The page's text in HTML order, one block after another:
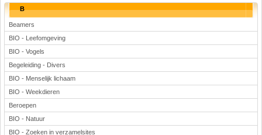
B
Beamers
BIO - Leefomgeving
BIO - Vogels
Begeleiding - Divers
BIO - Menselijk lichaam
BIO - Weekdieren
Beroepen
BIO - Natuur
BIO - Zoeken in verzamelsites